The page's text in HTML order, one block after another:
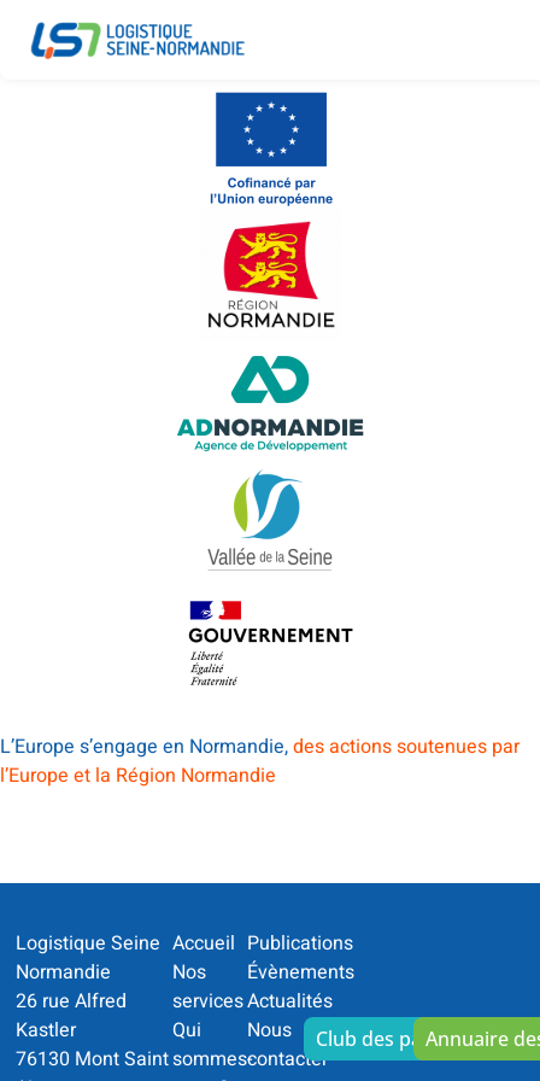
L’Europe s’engage en Normandie,des actions soutenues par
l’Europe et la Région Normandie
Logistique Seine
Normandie
26 rue Alfred
Kastler
76130 Mont Saint
Accueil
Nos
services
Qui
sommes-
Publications
Évènements
Actualités
Nous
contacter
Club des partenaires
Annuaire